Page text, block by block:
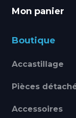
Mon panier
Boutique
Accastillage
Pièces
Accessoires